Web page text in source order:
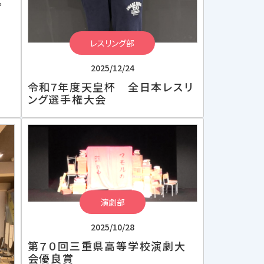
レスリング部
2025/12/24
令和7年度天皇杯 全日本レスリ
ング選手権大会
演劇部
2025/10/28
第７０回三重県高等学校演劇大
会優良賞